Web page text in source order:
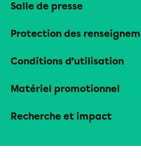
Salle de presse
Protection des
Conditions d’utilisation
Matériel promotionnel
Recherche et impact